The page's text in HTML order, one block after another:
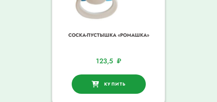
СОСКА-ПУСТЫШКА «РОМАШКА»
123,5 ₽
КУПИТЬ